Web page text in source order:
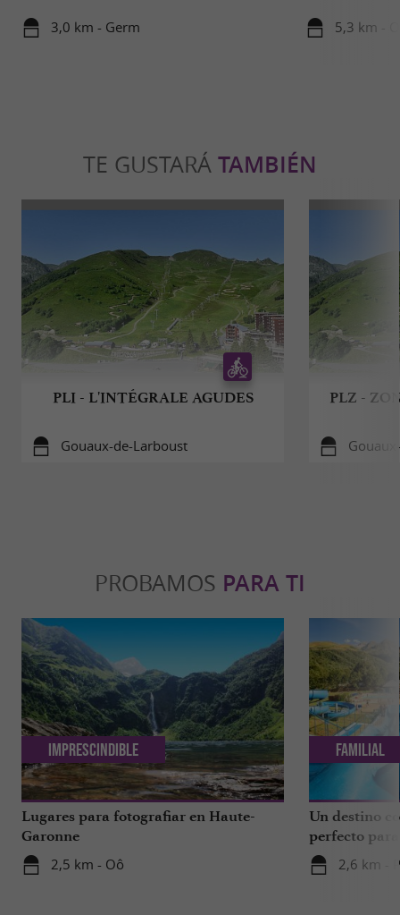
3,0 km - Germ 5,3 km -
TE GUSTARÁ TAMBIÉN
PLI - L'INTÉGRALE AGUDES
Gouaux-de-Larboust
PLZ -
PROBAMOS PARA TI
Lugares para fotografiar en Haute-
Garonne
2,5 km - Oô
Imprescindible
Un destino
perfecto
Parque
2,6 km -
Familial